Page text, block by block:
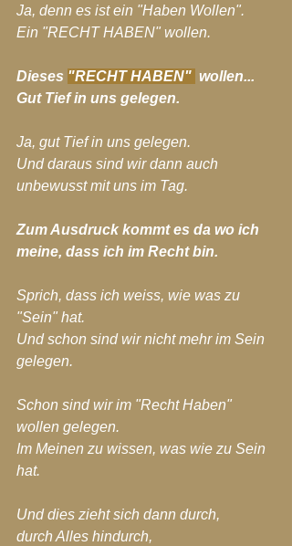
Ja, denn es ist ein "Haben Wollen".
Ein "RECHT HABEN" wollen.
Dieses "RECHT HABEN" wollen...
Gut Tief in uns gelegen.
Ja, gut Tief in uns gelegen.
Und daraus sind wir dann auch
unbewusst mit uns im Tag.
Zum Ausdruck kommt es da wo ich
meine, dass ich im Recht bin.
Sprich, dass ich weiss, wie was zu
"Sein" hat.
Und schon sind wir nicht mehr im Sein
gelegen.
Schon sind wir im "Recht Haben"
wollen gelegen.
Im Meinen zu wissen, was wie zu Sein
hat.
Und dies zieht sich dann durch,
durch Alles hindurch,